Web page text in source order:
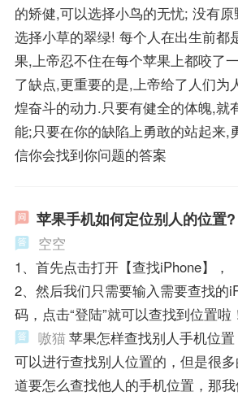
的矫健,可以选择小鸟的无忧; 没有
选择小草的翠绿! 每个人在出生前都
果,上帝忍不住在每个苹果上都咬了
了缺点,更重要的是,上帝给了人们为
煌奋斗的动力.只要有健全的体魄,就
能;只要在你的缺陷上勇敢的站起来,
信你会找到你问题的答案
苹果手机如何定位别人的位置?
空空
1、首先点击打开【查找iPhone】，
2、然后我们只需要输入需要查找的
码，点击“登陆”就可以查找到位置啦
嗷猫苹果怎样查找别人手机位
可以进行查找别人位置的，但是很
道要怎么查找他人的手机位置，那